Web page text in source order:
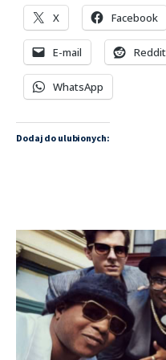
X Facebook
E-mail Reddit
WhatsApp
Dodaj do ulubionych: